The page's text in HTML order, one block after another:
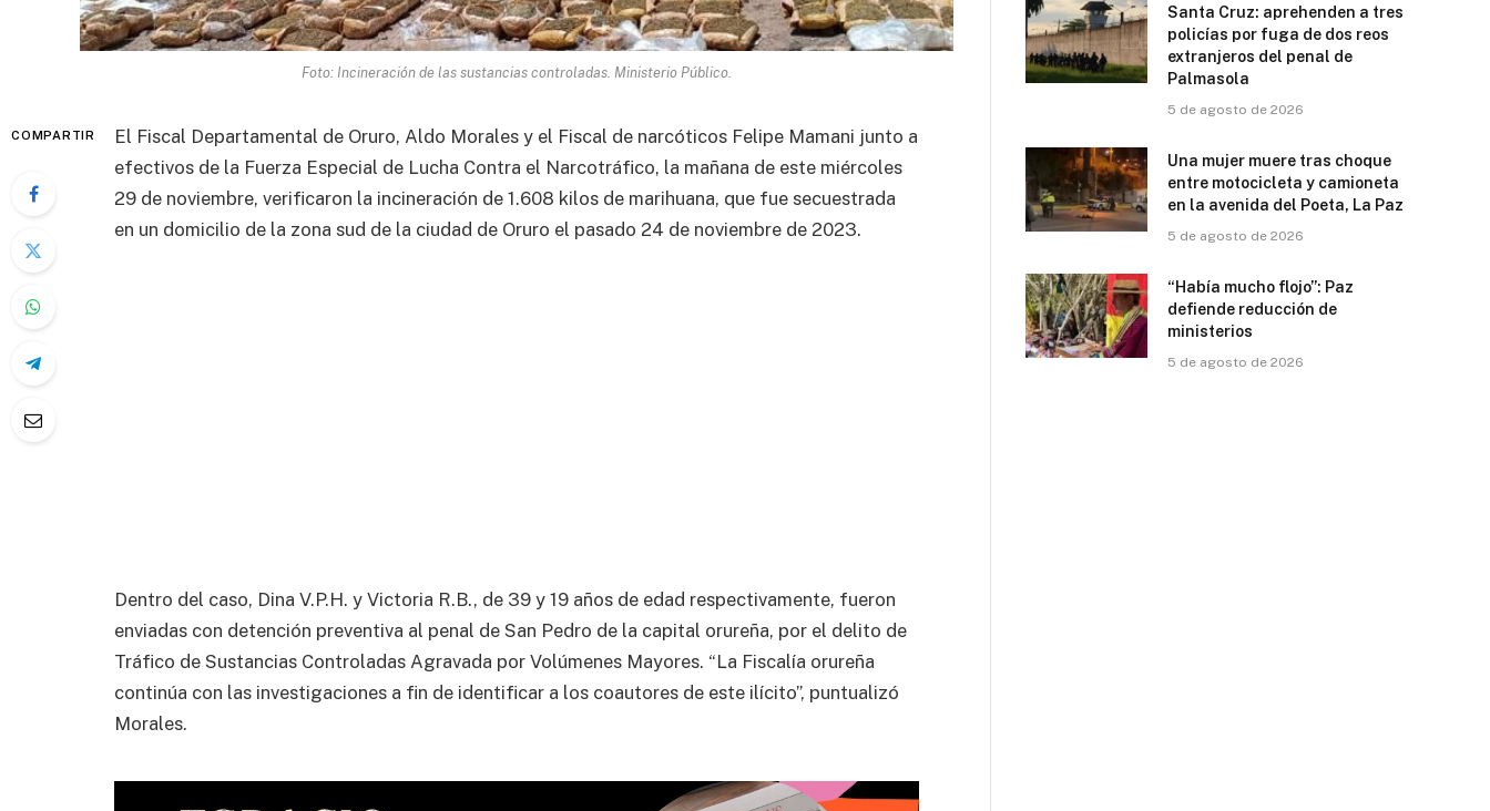
Foto: Incineración de las sustancias controladas. Ministerio Público.
COMPARTIR
El Fiscal Departamental de Oruro, Aldo Morales y el Fiscal de narcóticos Felipe Mamani junto a
efectivos de la Fuerza Especial de Lucha Contra el Narcotráfico, la mañana de este miércoles
29 de noviembre, verificaron la incineración de 1.608 kilos de marihuana, que fue secuestrada
en un domicilio de la zona sud de la ciudad de Oruro el pasado 24 de noviembre de 2023.
Dentro del caso, Dina V.P.H. y Victoria R.B., de 39 y 19 años de edad respectivamente, fueron
enviadas con detención preventiva al penal de San Pedro de la capital orureña, por el delito de
Tráfico de Sustancias Controladas Agravada por Volúmenes Mayores. “La Fiscalía orureña
continúa con las investigaciones a fin de identificar a los coautores de este ilícito”, puntualizó
Morales.
Santa Cruz: aprehenden a tres
policías por fuga de dos reos
extranjeros del penal de
Palmasola
5 de agosto de 2026
Una mujer muere tras choque
entre motocicleta y camioneta
en la avenida del Poeta, La Paz
5 de agosto de 2026
“Había mucho flojo”: Paz
defiende reducción de
ministerios
5 de agosto de 2026